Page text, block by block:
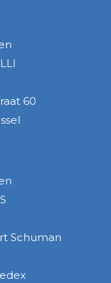
60
Schuman